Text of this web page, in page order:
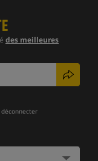
des meilleures
déconnecter